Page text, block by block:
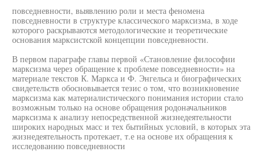
повседневности, выявлению роли и места феномена
повседневности в структуре классического марксизма, в ходе
которого раскрываются методологические и теоретические
основания марксистской концепции повседневности.
В первом параграфе главы первой «Становление философии
марксизма через обращение к проблеме повседневности» на
материале текстов К. Маркса и Ф. Энгельса и биографических
свидетельств обосновывается тезис о том, что возникновение
марксизма как материалистического понимания истории стало
возможным только на основе обращения родоначальников
марксизма к анализу непосредственной жизнедеятельности
широких народных масс и тех бытийных условий, в которых эта
жизнедеятельность протекает, т.е на основе их обращения к
исследованию повседневности